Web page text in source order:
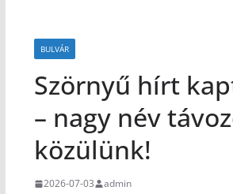
BULVÁR
Szörnyű hírt
– nagy név
közülünk!
2026-07-03 admin